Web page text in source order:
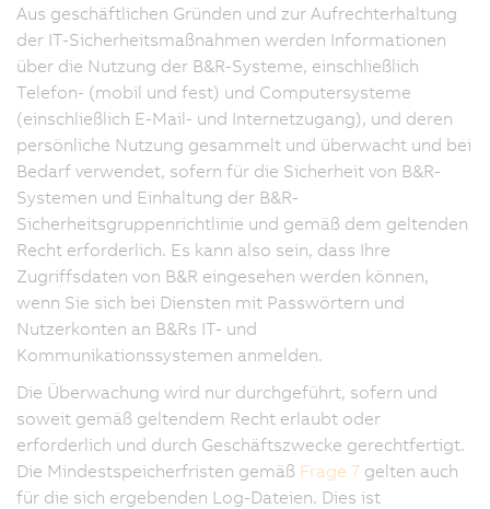
Aus geschäftlichen Gründen und zur Aufrechterhaltung
der IT-Sicherheitsmaßnahmen werden Informationen
über die Nutzung der B&R-Systeme, einschließlich
Telefon- (mobil und fest) und Computersysteme
(einschließlich E-Mail- und Internetzugang), und deren
persönliche Nutzung gesammelt und überwacht und bei
Bedarf verwendet, sofern für die Sicherheit von B&R-
Systemen und Einhaltung der B&R-
Sicherheitsgruppenrichtlinie und gemäß dem geltenden
Recht erforderlich. Es kann also sein, dass Ihre
Zugriffsdaten von B&R eingesehen werden können,
wenn Sie sich bei Diensten mit Passwörtern und
Nutzerkonten an B&Rs IT- und
Kommunikationssystemen anmelden.
Die Überwachung wird nur durchgeführt, sofern und
soweit gemäß geltendem Recht erlaubt oder
erforderlich und durch Geschäftszwecke gerechtfertigt.
Die Mindestspeicherfristen gemäß Frage 7 gelten auch
für die sich ergebenden Log-Dateien. Dies ist